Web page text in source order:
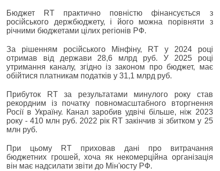
Бюджет RT практично повністю фінансується з
російського держбюджету, і його можна порівняти з
річними бюджетами цілих регіонів РФ.
За рішенням російського Мінфіну, RT у 2024 році
отримав від держави 28,6 млрд руб. У 2025 році
утримання каналу, згідно із законом про бюджет, має
обійтися платникам податків у 31,1 млрд руб.
Прибуток RT за результатами минулого року став
рекордним із початку повномасштабного вторгнення
Росії в Україну. Канал заробив удвічі більше, ніж 2023
року - 410 млн руб. 2022 рік RT закінчив зі збитком у 25
млн руб.
При цьому RT приховав дані про витрачання
бюджетних грошей, хоча як некомерційна організація
він має надсилати звіти до Мін'юсту РФ.